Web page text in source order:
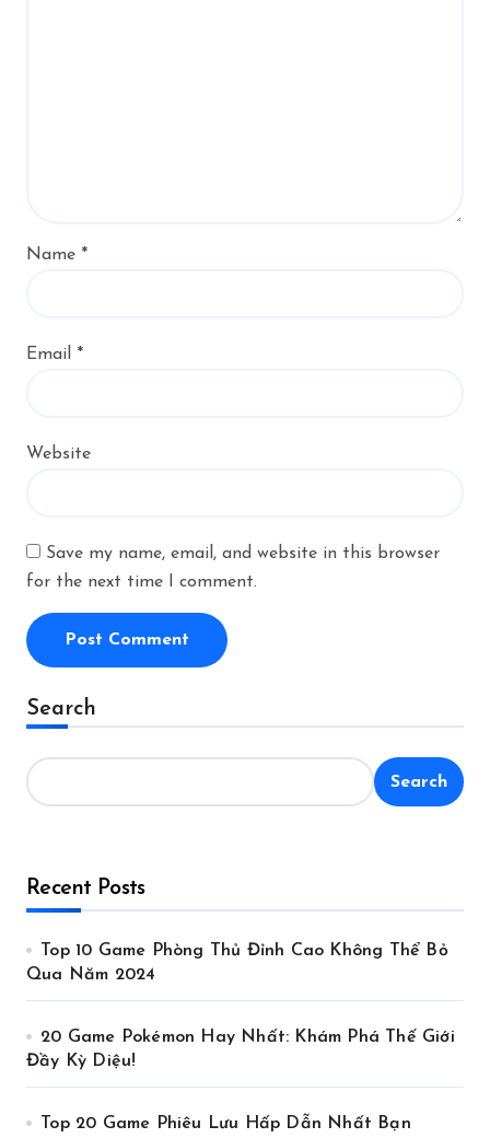
Name *
Email *
Website
Save my name, email, and website in this browser
for the next time I comment.
Search
Search
Recent Posts
Top 10 Game Phòng Thủ Đỉnh Cao Không Thể Bỏ
Qua Năm 2024
20 Game Pokémon Hay Nhất: Khám Phá Thế Giới
Đầy Kỳ Diệu!
Top 20 Game Phiêu Lưu Hấp Dẫn Nhất Bạn